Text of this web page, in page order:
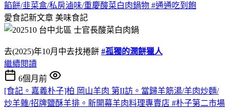
餡餅/韭菜盒/私房滷味/重慶酸菜白肉鍋物 #通通吃到飽
愛食記新文章 美味食記
去(2025)年10月中去找捲餅 #孤獨的潤餅獵人
繼續閱讀
6個月前
[食記。嘉義朴子]柏 岡山羊肉 第II訪。當歸羊筋湯/羊肉炒麵/
炒羊雜/招牌鹽酥羊排。新開幕羊肉料理專賣店 #朴子第二市場